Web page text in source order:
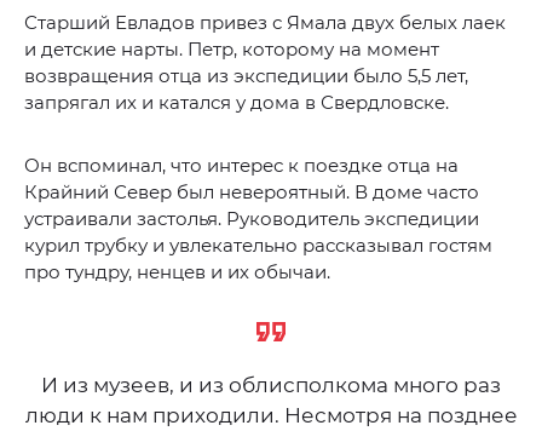
Старший Евладов привез с Ямала двух белых лаек
и детские нарты. Петр, которому на момент
возвращения отца из экспедиции было 5,5 лет,
запрягал их и катался у дома в Свердловске.
Он вспоминал, что интерес к поездке отца на
Крайний Север был невероятный. В доме часто
устраивали застолья. Руководитель экспедиции
курил трубку и увлекательно рассказывал гостям
про тундру, ненцев и их обычаи.
И из музеев, и из облисполкома много раз
люди к нам приходили. Несмотря на позднее